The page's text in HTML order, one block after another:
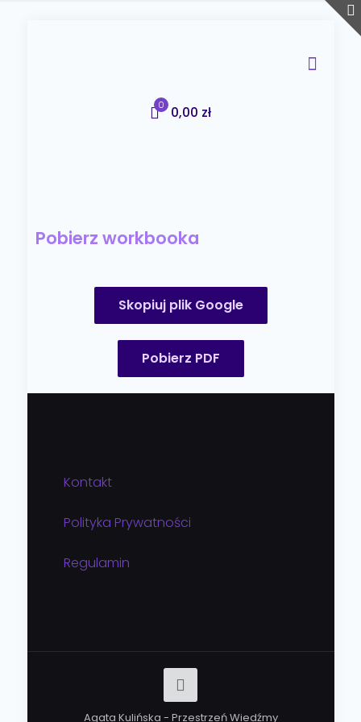
0 0,00 zł
Pobierz workbooka
Skopiuj plik Google
Pobierz PDF
Kontakt
Polityka Prywatności
Regulamin
Agata Kulińska - Przestrzeń Wiedźmy